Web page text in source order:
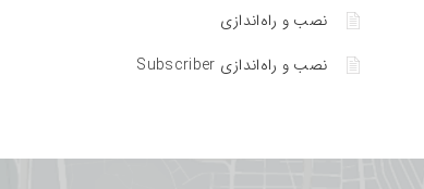
نصب و راه‌اندازی
نصب و راه‌اندازی Subscriber